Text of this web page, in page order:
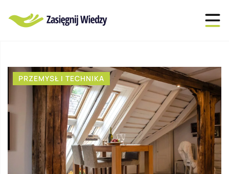
PRZEMYSŁ I TECHNIKA